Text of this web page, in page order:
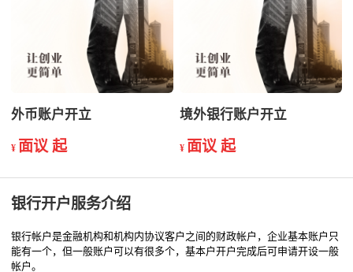
外币账户开立
¥ 面议 起
境外银行账户开立
¥ 面议 起
银行开户服务介绍
银行帐户是金融机构和机构内协议客户之间的财政帐户，企业基本账户只
能有一个，但一般账户可以有很多个，基本户开户完成后可申请开设一般
帐户。